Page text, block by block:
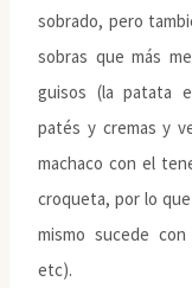
sobrado, pero
sobras que más
guisos (la patata
patés y cremas y
machaco con el
croqueta, por lo
mismo sucede con
etc).